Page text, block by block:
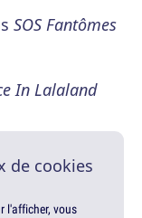
SOS Fantômes
In Lalaland
de cookies
l'afficher, vous